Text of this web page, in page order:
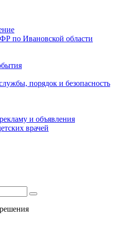
по Ивановской области
порядок и безопасность
и объявления
врачей
Поиск